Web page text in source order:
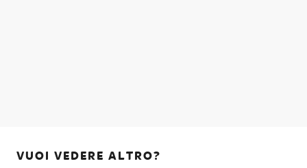
VUOI VEDERE ALTRO?